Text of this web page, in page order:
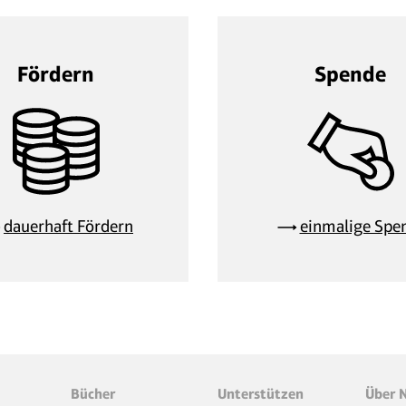
Fördern
dauerhaft Fördern
Spende
einmalige
Bücher Unterstützen Über